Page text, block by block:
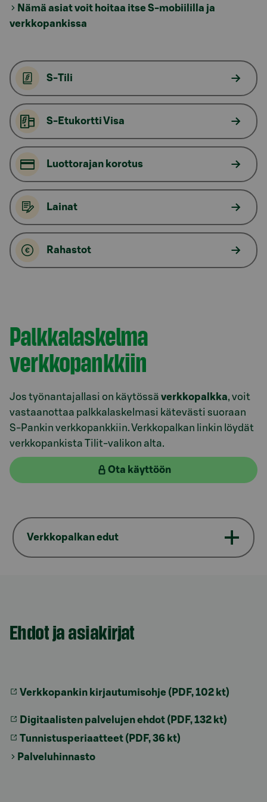
Nämä asiat voit hoitaa itse S-mobiililla ja
verkkopankissa
S-Tili
S-Etukortti Visa
Luottorajan korotus
Lainat
Rahastot
Palkkalaskelma
verkkopankkiin
Jos työnantajallasi on käytössä verkkopalkka, voit
vastaanottaa palkkalaskelmasi kätevästi suoraan
S-Pankin verkkopankkiin. Verkkopalkan linkin löydät
verkkopankista Tilit-valikon alta.
Ota käyttöön
Verkkopalkan edut
Ehdot ja asiakirjat
Verkkopankin kirjautumisohje (PDF, 102 kt)
Digitaalisten palvelujen ehdot (PDF, 132 kt)
Tunnistusperiaatteet (PDF, 36 kt)
Palveluhinnasto